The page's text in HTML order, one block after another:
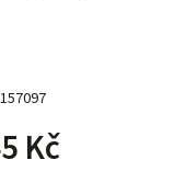
157097
Kč